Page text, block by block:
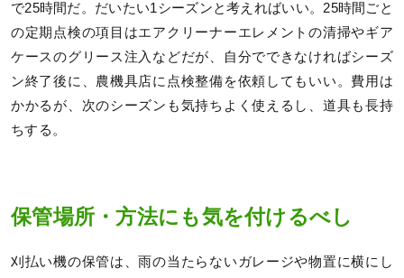
で25時間だ。だいたい1シーズンと考えればいい。25時間ごと
の定期点検の項目はエアクリーナーエレメントの清掃やギア
ケースのグリース注入などだが、自分でできなければシーズ
ン終了後に、農機具店に点検整備を依頼してもいい。費用は
かかるが、次のシーズンも気持ちよく使えるし、道具も長持
ちする。
保管場所・方法にも気を付けるべし
刈払い機の保管は、雨の当たらないガレージや物置に横にし